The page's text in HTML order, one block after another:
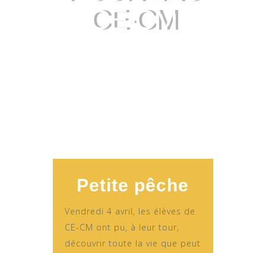
CE-CM
Petite pêche
Vendredi 4 avril, les élèves de
CE-CM ont pu, à leur tour,
découvrir toute la vie que peut